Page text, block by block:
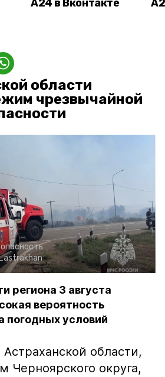
А24 в Вконтакте
области
чрезвычайной
региона 3 августа
вероятность
погодных условий
области,
Черноярского округа,